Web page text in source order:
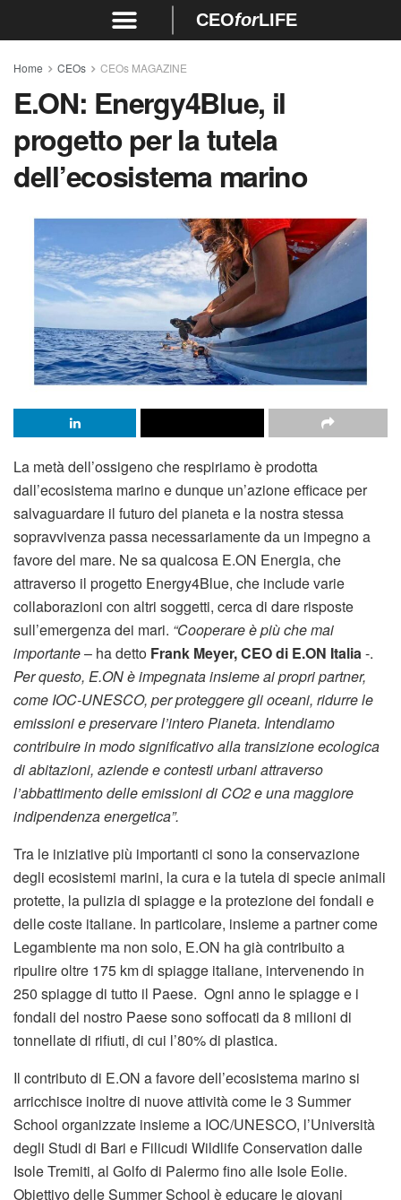
CEOforLIFE
Home CEOs CEOs MAGAZINE
E.ON: Energy4Blue, il
progetto per la tutela
dell’ecosistema marino
La metà dell’ossigeno che respiriamo è prodotta
dall’ecosistema marino e dunque un’azione efficace per
salvaguardare il futuro del pianeta e la nostra stessa
sopravvivenza passa necessariamente da un impegno a
favore del mare. Ne sa qualcosa E.ON Energia, che
attraverso il progetto Energy4Blue, che include varie
collaborazioni con altri soggetti, cerca di dare risposte
sull’emergenza dei mari. “Cooperare è più che mai
importante– ha detto Frank Meyer, CEO di E.ON Italia-.
Per questo, E.ON è impegnata insieme ai propri partner,
come IOC-UNESCO, per proteggere gli oceani, ridurre le
emissioni e preservare l’intero Pianeta. Intendiamo
contribuire in modo significativo alla transizione ecologica
di abitazioni, aziende e contesti urbani attraverso
l’abbattimento delle emissioni di CO2 e una maggiore
indipendenza energetica”.
Tra le iniziative più importanti ci sono la conservazione
degli ecosistemi marini, la cura e la tutela di specie animali
protette, la pulizia di spiagge e la protezione dei fondali e
delle coste italiane. In particolare, insieme a partner come
Legambiente ma non solo, E.ON ha già contribuito a
ripulire oltre 175 km di spiagge italiane, intervenendo in
250 spiagge di tutto il Paese. Ogni anno le spiagge e i
fondali del nostro Paese sono soffocati da 8 milioni di
tonnellate di rifiuti, di cui l’80% di plastica.
Il contributo di E.ON a favore dell’ecosistema marino si
arricchisce inoltre di nuove attività come le 3 Summer
School organizzate insieme a IOC/UNESCO, l’Università
degli Studi di Bari e Filicudi Wildlife Conservation dalle
Isole Tremiti, al Golfo di Palermo fino alle Isole Eolie.
Obiettivo delle Summer School è educare le giovani